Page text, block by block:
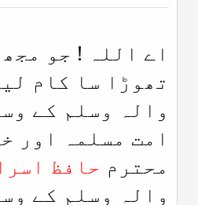
اے اللہ ! جو
تھوڑا سا کام
والہ وسلم کے
امت مسلمہ اور
محترم حافظ
والہ وسلم کے